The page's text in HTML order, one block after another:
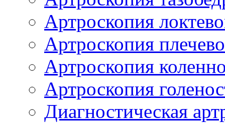
Артроскопия
Артроскопия
Артроскопия
Артроскопия
Диагностическая